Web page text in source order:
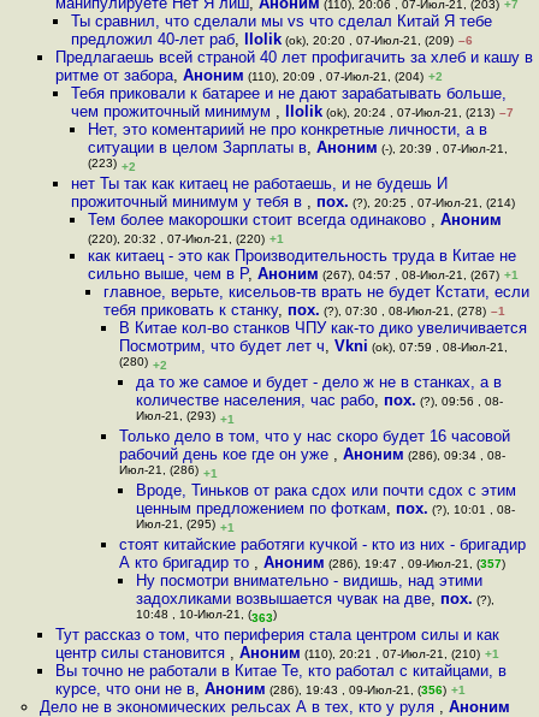
(110), 20:06 , 07-Июл-21, (203) +7
Ты сравнил, что сделали мы vs что сделал Китай Я тебе
предложил 40-лет раб, llolik (ok), 20:20 , 07-Июл-21, (209) –6
Предлагаешь всей страной 40 лет профигачить за хлеб и кашу в
ритме от забора, Аноним (110), 20:09 , 07-Июл-21, (204) +2
Тебя приковали к батарее и не дают зарабатывать больше,
чем прожиточный минимум , llolik (ok), 20:24 , 07-Июл-21, (213) –7
Нет, это коментариий не про конкретные личности, а в
ситуации в целом Зарплаты в, Аноним (-), 20:39 , 07-Июл-21,
(223) +2
нет Ты так как китаец не работаешь, и не будешь И
прожиточный минимум у тебя в , пох. (?), 20:25 , 07-Июл-21, (214)
Тем более макорошки стоит всегда одинаково , Аноним
(220), 20:32 , 07-Июл-21, (220) +1
как китаец - это как Производительность труда в Китае не
сильно выше, чем в Р, Аноним (267), 04:57 , 08-Июл-21, (267) +1
главное, верьте, кисельов-тв врать не будет Кстати, если
тебя приковать к станку, пох. (?), 07:30 , 08-Июл-21, (278) –1
В Китае кол-во станков ЧПУ как-то дико увеличивается
Посмотрим, что будет лет ч,Vkni (ok), 07:59 , 08-Июл-21,
(280) +2
да то же самое и будет - дело ж не в станках, а в
количестве населения, час рабо, пох. (?), 09:56 , 08-
Июл-21, (293) +1
Только дело в том, что у нас скоро будет 16 часовой
рабочий день кое где он уже ,Аноним (286), 09:34 , 08-
Июл-21, (286) +1
Вроде, Тиньков от рака сдох или почти сдох с этим
ценным предложением по фоткам, пох. (?), 10:01 , 08-
Июл-21, (295) +1
стоят китайские работяги кучкой - кто из них - бригадир
А кто бригадир то ,Аноним (286), 19:47 , 09-Июл-21, (357)
Ну посмотри внимательно - видишь, над этими
задохликами возвышается чувак на две, пох. (?),
10:48 , 10-Июл-21, (363)
Тут рассказ о том, что периферия стала центром силы и как
центр силы становится , Аноним (110), 20:21 , 07-Июл-21, (210) +1
Вы точно не работали в Китае Те, кто работал с китайцами, в
курсе, что они не в, Аноним (286), 19:43 , 09-Июл-21, (356) +1
Дело не в экономических рельсах А в тех, кто у руля , Аноним